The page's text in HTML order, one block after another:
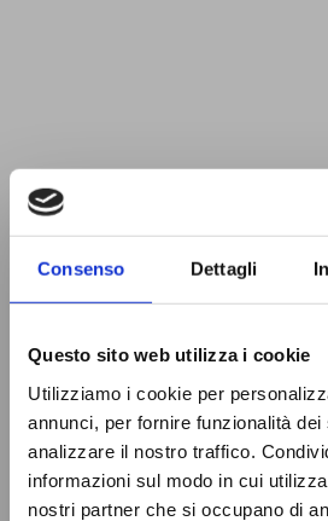
Consenso Dettagli
Questo sito web utilizza i cookie
Utilizziamo i cookie per
annunci, per fornire funzionalità
analizzare il nostro traffico.
informazioni sul modo in cui
nostri partner che si occupano di